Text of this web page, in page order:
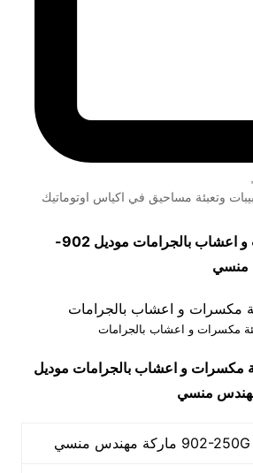
,
وتعبئة مساحيق في اكياس اوتوماتيك
و اعشاب بالجرامات موديل
902-
منسي
مكسرات و اعشاب بالجرامات
مكسرات و اعشاب بالجرامات موديل
منسي
902-250G ماركة مهندس منسي